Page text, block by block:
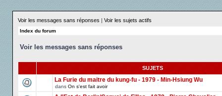
Voir les messages sans réponses | Voir les sujets actifs
Index du forum
Voir les messages sans réponses
SUJETS
La Furie du maitre du kung-fu - 1979 - Min-Hsiung Wu
dans On s'est fait avoir